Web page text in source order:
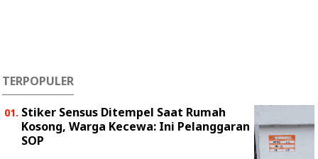
TERPOPULER
Stiker Sensus Ditempel Saat Rumah
Kosong, Warga Kecewa: Ini Pelanggaran
SOP